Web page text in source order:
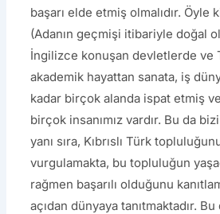
başarı elde etmiş olmalıdır. Öyle
(Adanın geçmişi itibariyle doğal
İngilizce konuşan devletlerde ve
akademik hayattan sanata, iş
kadar birçok alanda ispat etmiş
birçok insanımız vardır. Bu da
yanı sıra, Kıbrıslı Türk
vurgulamakta, bu topluluğun
rağmen başarılı olduğunu
açıdan dünyaya tanıtmaktadır. Bu